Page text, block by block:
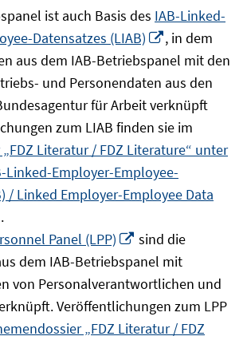
ist auch Basis des IAB-Linked-
Datensatzes (LIAB)
In
neuem
Fenster
öffnen
, in dem
aus dem IAB-Betriebspanel mit den
und Personendaten aus den
für Arbeit verknüpft
zum LIAB finden sie im
Literatur / FDZ Literature“ unter
Linked-Employer-Employee-
/ Linked Employer-Employee Data
neuem
Fenster
öffnen
.
Panel (LPP)
In
neuem
Fenster
öffnen
sind die
dem IAB-Betriebspanel mit
von Personalverantwortlichen und
Veröffentlichungen zum LPP
„FDZ Literatur / FDZ